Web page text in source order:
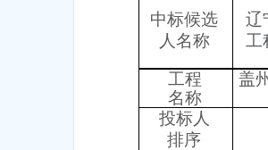
中标候选
人名称
辽
工
工程
名称
盖
投标人
排序